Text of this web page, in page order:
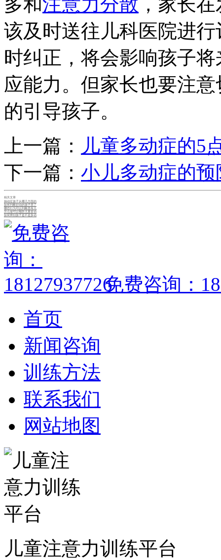
多和注意力分散 ，家长
该及时送往儿科医院进
时纠正，将会影响孩子
应能力。但家长也要注
的引导孩子。
上一篇： 儿童多动症的5
下一篇： 小儿多动症的预
相关文章
抽动症孩子从哪几方面的
如何判断好动的孩子患了
哪些行为可以判断患有儿
怎么做可以预防儿童多动
如何辨别孩子是不是多动
免费咨询：
首页
新闻咨询
训练方法
联系我们
网站地图
儿童注意力训练平台